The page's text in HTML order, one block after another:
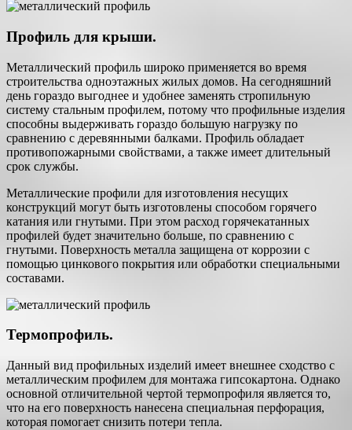
Профиль для крыши.
Металлический профиль широко применяется во время
строительства одноэтажных жилых домов. На сегодняшний
день гораздо выгоднее и удобнее заменять стропильную
систему стальным профилем, потому что профильные изделия
способны выдерживать гораздо большую нагрузку по
сравнению с деревянными балками. Профиль обладает
противопожарными свойствами, а также имеет длительный
срок службы.
Металлические профили для изготовления несущих
конструкций могут быть изготовлены способом горячего
катания или гнутыми. При этом расход горячекатанных
профилей будет значительно больше, по сравнению с
гнутыми. Поверхность металла защищена от коррозии с
помощью цинкового покрытия или обработки специальными
составами.
Термопрофиль.
Данный вид профильных изделий имеет внешнее сходство с
металлическим профилем для монтажа гипсокартона. Однако
основной отличительной чертой термопрофиля является то,
что на его поверхность нанесена специальная перфорация,
которая помогает снизить потери тепла.